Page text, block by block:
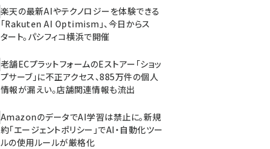
楽天の最新AIやテクノロジーを体験できる
「Rakuten AI Optimism」、今日からス
タート。パシフィコ横浜で開催
老舗ECプラットフォームのEストアー「ショッ
プサーブ」に不正アクセス、885万件の個人
情報が漏えい。店舗関連情報も流出
AmazonのデータでAI学習は禁止に。新規
約「エージェントポリシー」でAI・自動化ツー
ルの使用ルールが厳格化